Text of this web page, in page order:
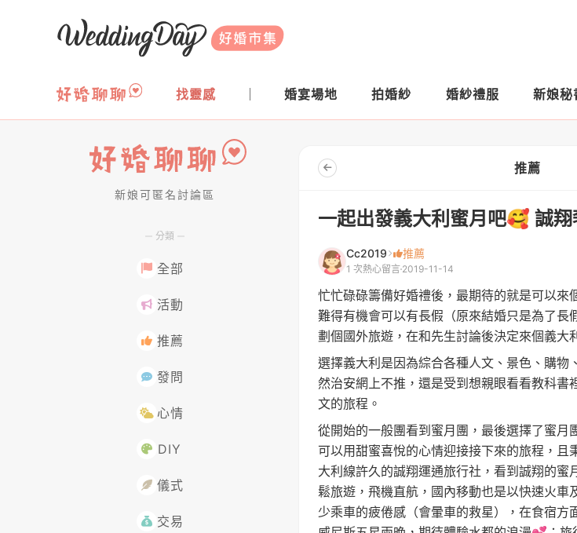
WeddingDay 好婚市集
找靈感 婚宴場地 拍婚紗 婚紗禮服 新娘秘
好婚聊聊新娘可匿名討論區
分類
全部
活動
推薦
發問
心情
DIY
儀式
交易
推薦
一起出發義大利蜜月吧🥰 誠翔
Cc2019 推薦
1 次熱心留言 2019-11-14
忙忙碌碌籌備好婚禮後，最期待的就是可以來
難得有機會可以有長假（原來結婚只是為了長
劃個國外旅遊，在和先生討論後決定來個義大
選擇義大利是因為綜合各種人文、景色、購物
然治安網上不推，還是受到想親眼看看教科書
文的旅程。
從開始的一般團看到蜜月團，最後選擇了蜜月
可以用甜蜜喜悅的心情迎接接下來的旅程，且
大利線許久的誠翔運通旅行社，看到誠翔的蜜
鬆旅遊，飛機直航，國內移動也是以快速火車
少乘車的疲倦感（會暈車的救星），在食宿方